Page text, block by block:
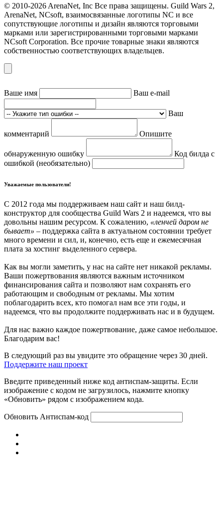
© 2010-2026 ArenaNet, Inc Все права защищены. Guild Wars 2,
ArenaNet, NCsoft, взаимосвязанные логотипы NC и все
сопутствующие логотипы и дизайн являются торговыми
марками или зарегистрированными торговыми марками
NCsoft Corporation. Все прочие товарные знаки являются
собственностью соответствующих владельцев.
Ваше имя Ваш e-mail
Ваш
комментарий Опишите
обнаруженную ошибку
Код билда с
ошибкой (необязательно)
Уважаемые пользователи!
С 2012 года мы поддерживаем наш сайт и наш билд-
конструктор для сообщества Guild Wars 2 и надеемся, что вы
довольны нашим ресурсом. К сожалению, «ленчей даром не
бывает» – поддержка сайта в актуальном состоянии требует
много времени и сил, и, конечно, есть еще и ежемесячная
плата за хостинг выделенного сервера.
Как вы могли заметить, у нас на сайте нет никакой рекламы.
Ваши пожертвования являются важным источником
финансирования сайта и позволяют нам сохранять его
работающим и свободным от рекламы. Мы хотим
поблагодарить всех, кто помогал нам все эти годы, и
надеемся, что вы продолжите поддерживать нас и в будущем.
Для нас важно каждое пожертвование, даже самое небольшое.
Благодарим вас!
В следующий раз вы увидите это обращение через 30 дней.
Поддержите наш проект
Введите приведенный ниже код антиспам-защиты. Если
изображение с кодом не загрузилось, нажмите кнопку
«Обновить» рядом с изображением кода.
Обновить Антиспам-код